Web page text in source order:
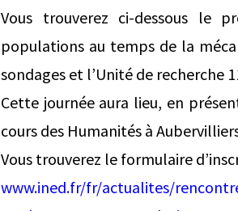
Vous trouverez ci-dessous le
populations au temps de la
sondages et l’Unité de recherche
Cette journée aura lieu, en
cours des Humanités à
Vous trouverez le formulaire
www.ined.fr/fr/actualites/